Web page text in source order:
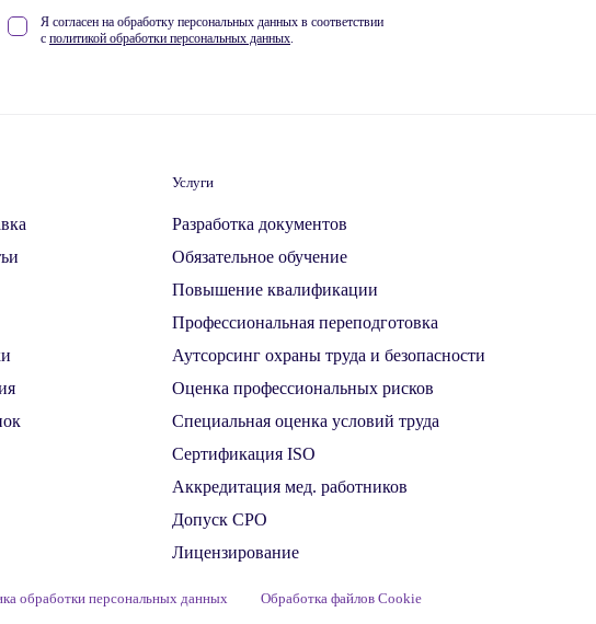
Я согласен на обработку персональных данных в соответствии
с политикой обработки персональных данных.
Услуги
Разработка документов
Обязательное обучение
Повышение квалификации
Профессиональная переподготовка
Аутсорсинг охраны труда и безопасности
Оценка профессиональных рисков
Специальная оценка условий труда
Сертификация ISO
Аккредитация мед. работников
Допуск СРО
Лицензирование
обработки персональных данных Обработка файлов Cookie